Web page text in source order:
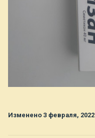
Изменено 3 февраля, 2022